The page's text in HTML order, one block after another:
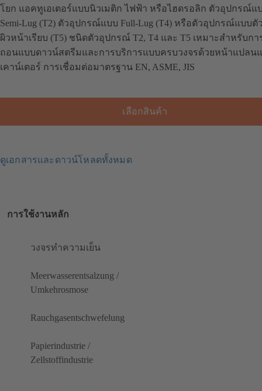
โยก แอคทูเอเตอร์แบบนิวเมติก ไฟฟ้า หรือไฮดรอลิก ตัวอุปกรณ์แ
Semi-Lug (T2) ตัวอุปกรณ์แบบ Full-Lug (T4) หรือตัวอุปกรณ์แบบตั
ผิวหน้าเรียบ (T5) ชนิดตัวอุปกรณ์ T2, T4 และ T5 เหมาะสำหรับกา
ถอนแบบดาวน์สตรีมและการบริการแบบครบวงจรด้วยหน้าแปลน
เคาน์เตอร์ การเชื่อมต่อมาตรฐาน EN, ASME, JIS
เลือกสินค้า
ดูเอกสารและดาวน์โหลดทั้งหมด
การใช้งานหลัก
วงจรทำความเย็น
Meerwasserentsalzung /
Umkehrosmose
Rauchgasentschwefelung
Papierindustrie /
Zellstoffindustrie